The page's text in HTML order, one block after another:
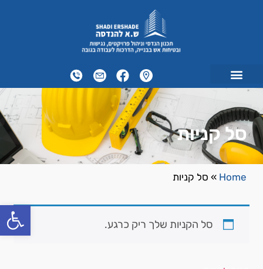
סל קניות
Home
» סל קניות
סל הקניות שלך ריק כרגע.